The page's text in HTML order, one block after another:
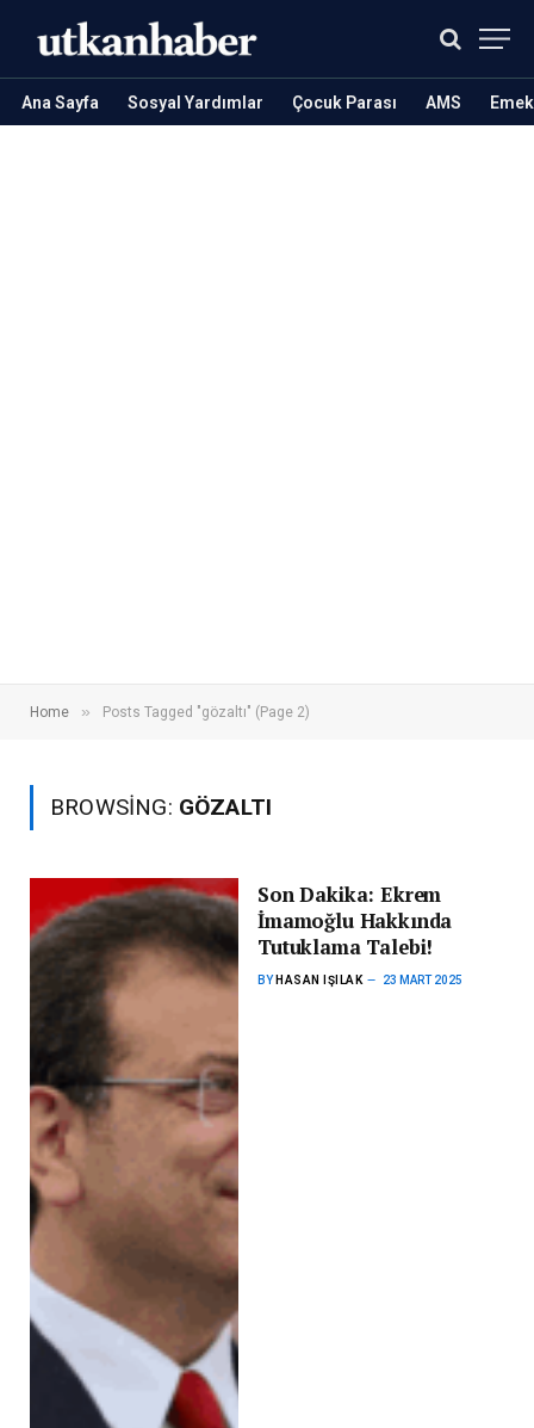
Ana Sayfa Sosyal Yardımlar Çocuk Parası AMS
Home » Posts Tagged "gözaltı" (Page 2)
BROWSING: GÖZALTI
Son Dakika: Ekrem
İmamoğlu Hakkında
Tutuklama Talebi!
BY HASAN IŞILAK 23 MART 2025